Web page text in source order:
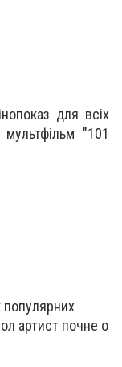
для всіх
"101
популярних
артист почне о